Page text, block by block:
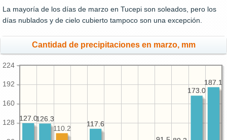
La mayoría de los días de marzo en Tucepi son soleados, pero los
días nublados y de cielo cubierto tampoco son una excepción.
Cantidad de precipitaciones en marzo, mm
128
160
192
224
187.1
173.0
117.6
126.3
127.0
187.1
173.0
117.6
110.2
126.3
127.0